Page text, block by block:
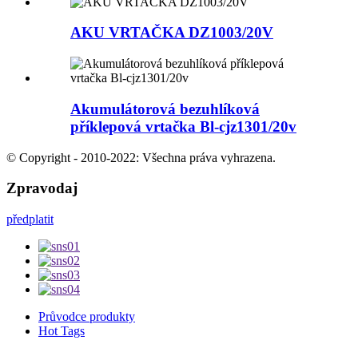
AKU VRTAČKA DZ1003/20V
Akumulátorová bezuhlíková
příklepová vrtačka Bl-cjz1301/20v
© Copyright - 2010-2022: Všechna práva vyhrazena.
Zpravodaj
předplatit
Průvodce produkty
Hot Tags